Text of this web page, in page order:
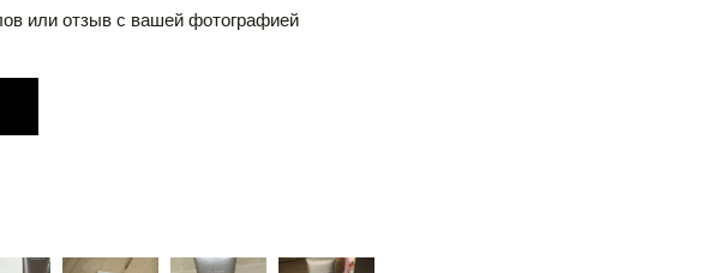
или отзыв с вашей фотографией